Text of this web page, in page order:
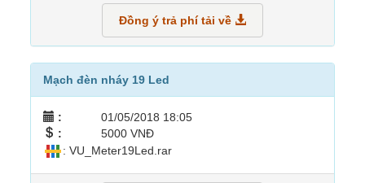
Đồng ý trả phí tải về
Mạch đèn nháy 19 Led
: 01/05/2018 18:05
: 5000 VNĐ
: VU_Meter19Led.rar